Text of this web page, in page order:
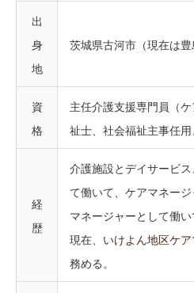
出
身
地
茨城県古河市（現在は豊
資
格
主任介護支援専門員（
祉士、社会福祉主事任
経
歴
介護施設とデイサービ
て働いて、ケアマネー
マネージャーとして働い
現在、 いけよん地区ケ
務める。